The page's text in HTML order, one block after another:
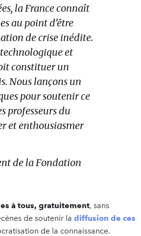
la France connaît
au point d’être
de crise inédite.
et
constituer un
Nous lançons un
pour soutenir ce
professeurs du
et enthousiasmer
de la Fondation
à tous, gratuitement, sans
de soutenir la diffusion de ces
de la connaissance.